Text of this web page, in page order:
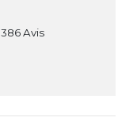
386 Avis